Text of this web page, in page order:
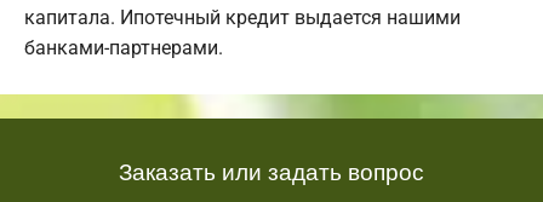
капитала. Ипотечный кредит выдается нашими
банками-партнерами.
Заказать или задать вопрос